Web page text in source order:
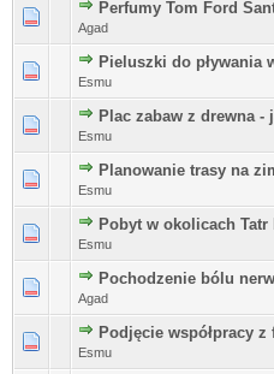
Perfumy Tom Ford
Agad
Pieluszki do pływania
Esmu
Plac zabaw z drewna -
Esmu
Planowanie trasy na
Esmu
Pobyt w okolicach
Esmu
Pochodzenie bólu
Agad
Podjęcie współpracy
Esmu